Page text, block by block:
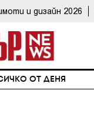
и дизайн 2026
ОТ ДЕНЯ